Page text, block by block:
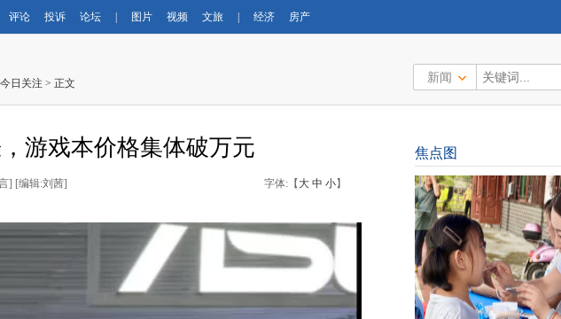
评论 投诉 论坛 图片 视频 文旅 经济 房产
今日关注 > 正文 新闻
游戏本价格集体破万元
] [编辑:刘茜] 字体:【 大 中 小】
焦点图